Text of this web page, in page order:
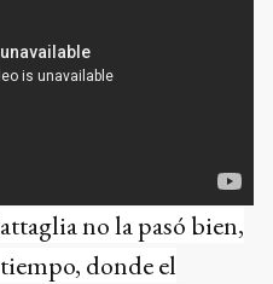
no la pasó bien,
donde el